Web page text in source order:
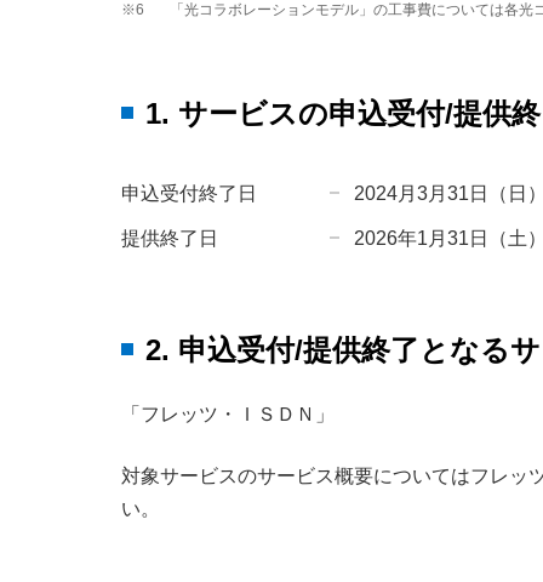
※6
「光コラボレーションモデル」の工事費については各
1. サービスの申込受付/提供
申込受付終了日 2024月3月31日（日
提供終了日 2026年1月31日（土
2. 申込受付/提供終了となる
「フレッツ・ＩＳＤＮ」
対象サービスのサービス概要についてはフレッ
い。